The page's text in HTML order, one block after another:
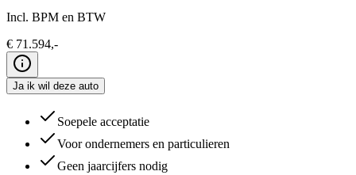
Incl. BPM en BTW
€ 71.594,-
Ja ik wil deze auto
Soepele acceptatie
Voor ondernemers en particulieren
Geen jaarcijfers nodig